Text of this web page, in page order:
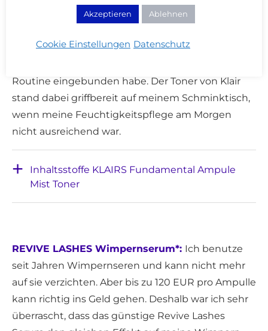
KLAIRS Fundamental Ampule Mist Toner*:
Haut wurde insgesamt trockener, weshalb ich
Routine eingebunden habe. Der Toner von Klair
stand dabei griffbereit auf meinem Schminktisch,
wenn meine Feuchtigkeitspflege am Morgen
nicht ausreichend war.
Inhaltsstoffe KLAIRS Fundamental Ampule
Mist Toner
REVIVE LASHES Wimpernserum*: Ich benutze
seit Jahren Wimpernseren und kann nicht mehr
auf sie verzichten. Aber bis zu 120 EUR pro Ampulle
kann richtig ins Geld gehen. Deshalb war ich sehr
überrascht, dass das günstige Revive Lashes
Akzeptieren Ablehnen
Cookie Einstellungen Datenschutz